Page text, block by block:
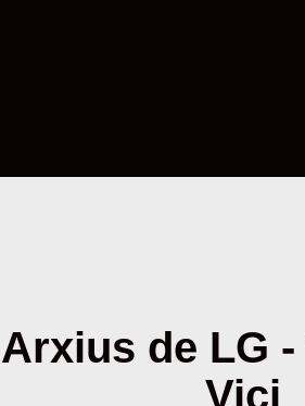
Arxius de LG
Vici